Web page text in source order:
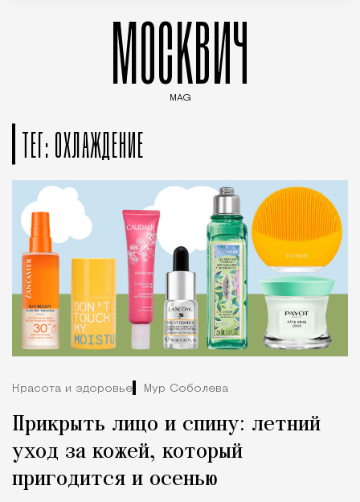
МОСКВИЧ
MAG
ТЕГ: ОХЛАЖДЕНИЕ
Красота и здоровье Мур Соболева
Прикрыть лицо и спину: летний
уход за кожей, который
пригодится и осенью